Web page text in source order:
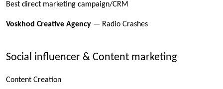
Best direct marketing campaign/CRM
Voskhod Creative Agency — Radio Crashes
Social influencer & Content marketing
Content Creation